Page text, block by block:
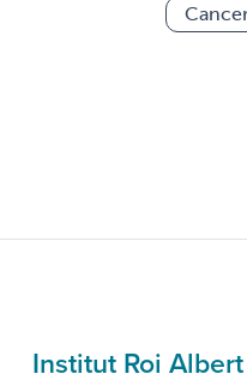
Institut Roi